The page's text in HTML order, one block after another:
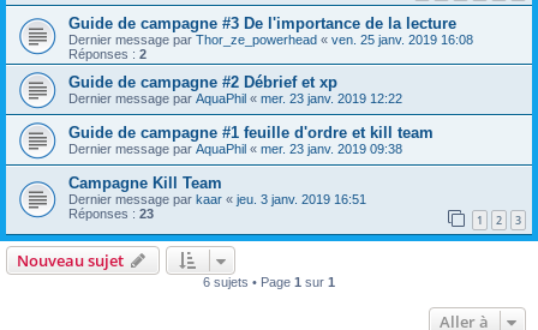
Guide de campagne #3 De l'importance de la lecture
Dernier message par Thor_ze_powerhead « ven. 25 janv. 2019 16:08
Réponses : 2
Guide de campagne #2 Débrief et xp
Dernier message par AquaPhil « mer. 23 janv. 2019 12:22
Guide de campagne #1 feuille d'ordre et kill team
Dernier message par AquaPhil « mer. 23 janv. 2019 09:38
Campagne Kill Team
Dernier message par kaar « jeu. 3 janv. 2019 16:51
Réponses : 23 1 2 3
Nouveau sujet
6 sujets • Page 1 sur 1
Aller à